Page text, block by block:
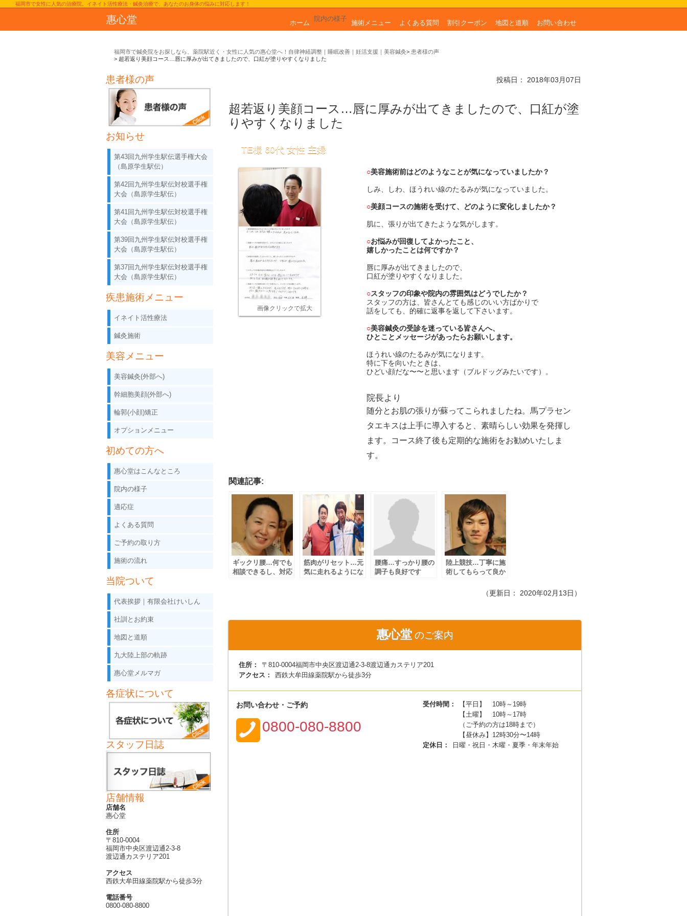
福岡市で女性に人気の治療院。イネイト活性療法・鍼灸治療で、あなたのお身体の悩みに対応します！
惠心堂 ホーム
院内の様子
施術メニュー よくある質問 割引クーポン 地図と道順 お問い合わせ
福岡市で鍼灸院をお探しなら、薬院駅近く・女性に人気の惠心堂へ！自律神経調整｜睡眠改善｜妊活支援｜美容鍼灸
患者様の声
超若返り美顔コース…唇に厚みが出てきましたので、口紅が塗りやすくなりました
投稿日： 2018年03月07日
超若返り美顔コース…唇に厚みが出てきましたので、口紅が塗
りやすくなりました
TE様 60代 女性 主婦
○美容施術前はどのようなことが気になっていましたか？
しみ、しわ、ほうれい線のたるみが気になっていました。
○美顔コースの施術を受けて、どのように変化しましたか？
肌に、張りが出てきたような気がします。
○お悩みが回復してよかったこと、
嬉しかったことは何ですか？
唇に厚みが出てきましたので、
口紅が塗りやすくなりました。
○スタッフの印象や院内の雰囲気はどうでしたか？
スタッフの方は、皆さんとても感じのいい方ばかりで
話をしても、的確に返事を返して下さいます。
○美容鍼灸の受診を迷っている皆さんへ、
ひとことメッセージがあったらお願いします。
ほうれい線のたるみが気になります。
特に下を向いたときは、
ひどい顔だな〜〜と思います（ブルドッグみたいです）。
院長より
随分とお肌の張りが蘇ってこられましたね。馬プラセン
タエキスは上手に導入すると、素晴らしい効果を発揮し
ます。コース終了後も定期的な施術をお勧めいたしま
す。
画像クリックで拡大
関連記事:
ギックリ腰…何でも
相談できるし、対応
筋肉がリセット…元
気に走れるようにな
腰痛…すっかり腰の
調子も良好です
陸上競技…丁寧に施
術してもらって良か
（更新日：
2020年02月13日 ）
惠心堂 のご案内
住所：
〒810-0004福岡市中央区渡辺通2-3-8渡辺通カステリア201
アクセス：
西鉄大牟田線薬院駅から徒歩3分
お問い合わせ・ご予約
0800-080-8800
受付時間：
【平日】 10時～19時
【土曜】 10時～17時
（ご予約の方は18時まで）
【昼休み】12時30分〜14時
定休日：
日曜・祝日・木曜・夏季・年末年始
患者様の声
お知らせ
第43回九州学生駅伝選手権大会
（島原学生駅伝）
第42回九州学生駅伝対校選手権
大会（島原学生駅伝）
第41回九州学生駅伝対校選手権
大会（島原学生駅伝）
第39回九州学生駅伝対校選手権
大会（島原学生駅伝）
第37回九州学生駅伝対校選手権
大会（島原学生駅伝）
疾患施術メニュー
イネイト活性療法
鍼灸施術
美容メニュー
美容鍼灸(外部へ)
幹細胞美顔(外部へ)
輪郭(小顔)矯正
オプションメニュー
初めての方へ
惠心堂はこんなところ
院内の様子
適応症
よくある質問
ご予約の取り方
施術の流れ
当院ついて
代表挨拶｜有限会社けいしん
社訓とお約束
地図と道順
九大陸上部の軌跡
惠心堂メルマガ
各症状について
スタッフ日誌
店舗情報
店舗名
惠心堂
住所
〒810-0004
福岡市中央区渡辺通2-3-8
渡辺通カステリア201
アクセス
西鉄大牟田線薬院駅から徒歩3分
電話番号
0800-080-8800